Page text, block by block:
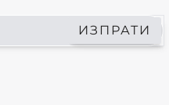
ИЗПРАТИ